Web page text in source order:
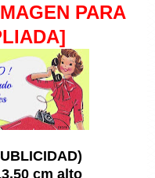
PARA
cm alto